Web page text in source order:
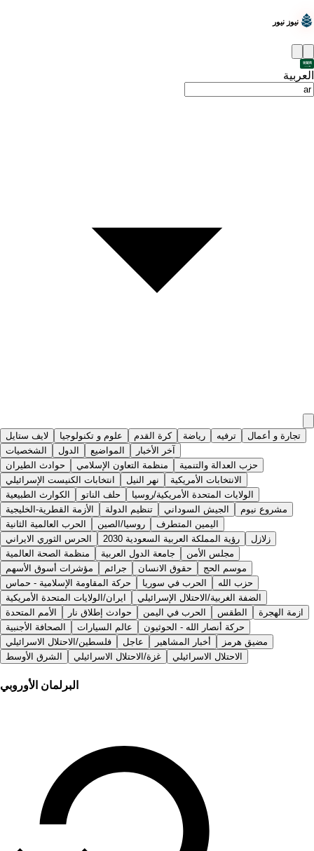
نيوز نيور
العربية
لايف ستايل علوم و تكنولوجيا كرة القدم رياضة ترفيه
تجارة و أعمال
الشخصيات
الدول المواضيع
آخر الأخبار
حوادث الطيران
منظمة التعاون الإسلامي
حزب العدالة والتنمية
انتخابات الكنيست الإسرائيلي
نهر النيل
الانتخابات الأمريكية
الكوارث الطبيعية
حلف الناتو
الولايات المتحدة الأمريكية/روسيا
الأزمة القطرية-الخليجية
تنظيم الدولة الجيش السوداني
مشروع نيوم
الحرب العالمية الثانية
روسيا/الصين
اليمين المتطرف
الحرس الثوري الايراني
رؤية المملكة العربية السعودية 2030
زلازل
منظمة الصحة العالمية
جامعة الدول العربية
مجلس الأمن
مؤشرات أسوق الأسهم
جرائم حقوق الانسان
موسم الحج
حركة المقاومة الإسلامية - حماس
الحرب في سوريا
حزب الله
ايران/الولايات المتحدة الأمريكية
الضفة الغربية/الاحتلال الإسرائيلي
الأمم المتحدة
حوادث إطلاق نار الحرب في اليمن الطقس
ازمة الهجرة
الصحافة الأجنبية
عالم السيارات
حركة أنصار الله - الحوثيون
فلسطين/الاحتلال الاسرائيلي
عاجل أخبار المشاهير
مضيق هرمز
الشرق الأوسط
غزة/الاحتلال الاسرائيلي الاحتلال الاسرائيلي
البرلمان الأوروبي